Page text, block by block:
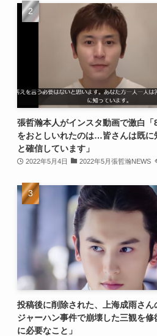
(29)
(30)
(32)
(31)
(32)
(32)
(29)
(31)
張哲瀚本人がインスタ動画で激白「
をおとしいれたのは…皆さんは既に
と確信しています」
2022年5月4日 2022年5月張哲瀚NEWS
投稿後に削除された、上海成雨さん
ジャーハン事件で崩壊した三観を修
に必要なこと」